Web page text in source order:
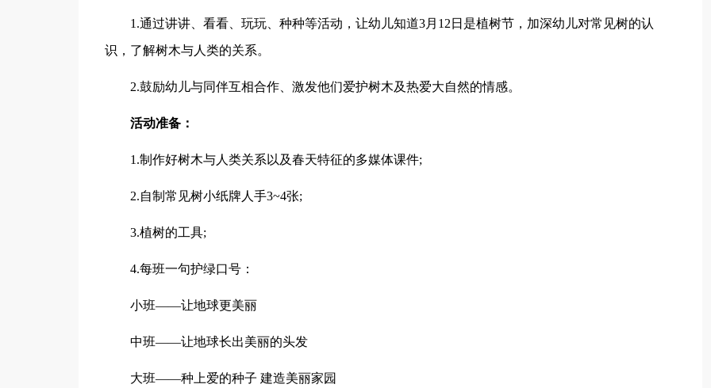
1.通过讲讲、看看、玩玩、种种等活动，让幼儿知道3月12日是植树节，加深幼儿对常见树的认
识，了解树木与人类的关系。
2.鼓励幼儿与同伴互相合作、激发他们爱护树木及热爱大自然的情感。
活动准备：
1.制作好树木与人类关系以及春天特征的多媒体课件;
2.自制常见树小纸牌人手3~4张;
3.植树的工具;
4.每班一句护绿口号：
小班——让地球更美丽
中班——让地球长出美丽的头发
大班——种上爱的种子 建造美丽家园